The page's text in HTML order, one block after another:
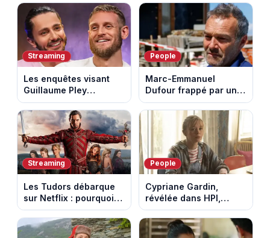
avec l'ascension du
Mont Ventoux
défendu leur culture
au fil des décennies
Streaming
Les enquêtes visant
Guillaume Pley
poussent Ragnar Le
Breton à quitter la
tournée Legend
People
Marc-Emmanuel
Dufour frappé par un
terrible incendie : son
chalet part en fumée
Streaming
Les Tudors débarque
sur Netflix : pourquoi la
série n’a rien perdu de
son pouvoir
People
Cypriane Gardin,
révélée dans HPI,
lance une cagnotte
après des difficultés
financières